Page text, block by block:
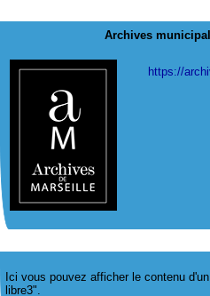
Archives
https://
Ici vous pouvez afficher le contenu
libre3".